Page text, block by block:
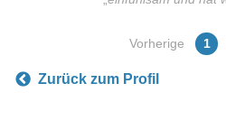
Vorherige 1
Zurück zum Profil